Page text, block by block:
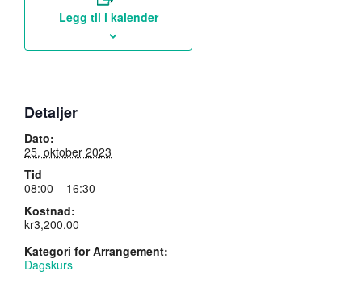
Legg til i kalender
Detaljer
Dato:
25. oktober 2023
Tid
08:00 – 16:30
Kostnad:
kr3,200.00
Kategori for Arrangement:
Dagskurs